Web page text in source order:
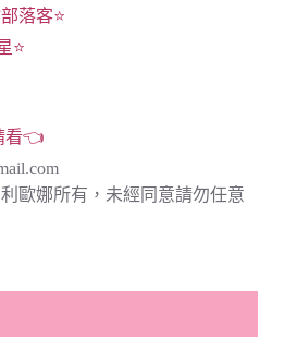
落客⭐
⭐
看👈
歐娜所有，未經同意請勿任意